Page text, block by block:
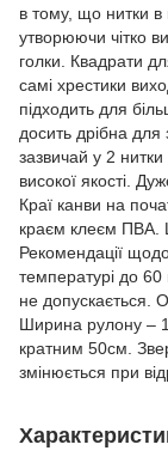
в тому, що нитки в
утворюючи чітко
голки. Квадрати
самі хрестики
підходить для
досить дрібна
зазвичай у 2
високої якості.
Краї канви на
краєм клеєм ПВА.
Рекомендації
температурі до 60
не допускається.
Ширина рулону –
кратним 50см.
змінюється при